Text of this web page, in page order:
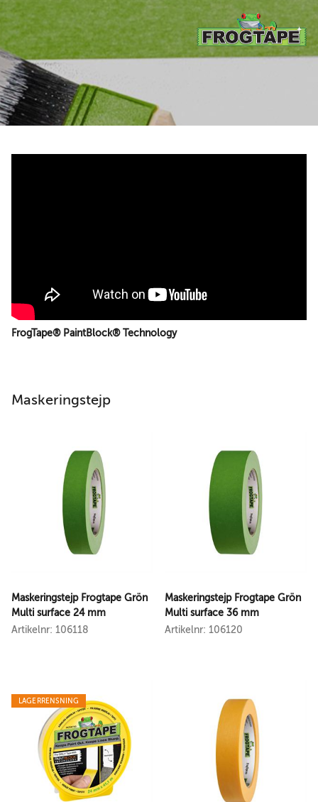
FrogTape® PaintBlock® Technology
Maskeringstejp
Maskeringstejp Frogtape Grön
Multi surface 24 mm
Artikelnr: 106118
Maskeringstejp Frogtape Grön
Multi surface 36 mm
Artikelnr: 106120
LAGERRENSNING